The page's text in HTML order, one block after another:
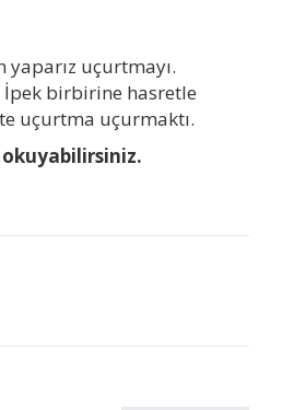
uçurtmayı.
İpek birbirine hasretle
uçurtma uçurmaktı.
okuyabilirsiniz.